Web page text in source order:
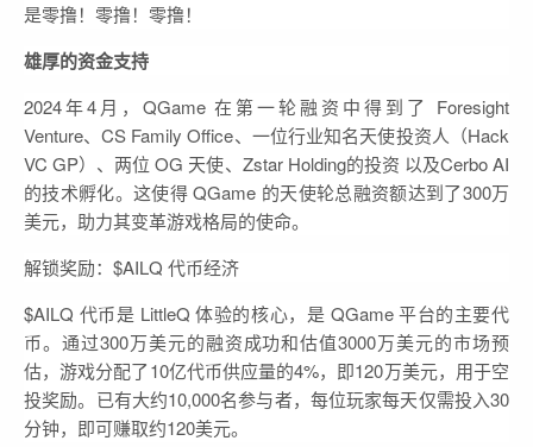
是零撸！零撸！零撸！
雄厚的资金支持
2024年4月，QGame 在第一轮融资中得到了 Foresight
Venture、CS Family Office、一位行业知名天使投资人（Hack
VC GP）、两位 OG 天使、Zstar Holding的投资 以及Cerbo AI
的技术孵化。这使得 QGame 的天使轮总融资额达到了300万
美元，助力其变革游戏格局的使命。
解锁奖励：$AILQ 代币经济
$AILQ 代币是 LittleQ 体验的核心，是 QGame 平台的主要代
币。通过300万美元的融资成功和估值3000万美元的市场预
估，游戏分配了10亿代币供应量的4%，即120万美元，用于空
投奖励。已有大约10,000名参与者，每位玩家每天仅需投入30
分钟，即可赚取约120美元。